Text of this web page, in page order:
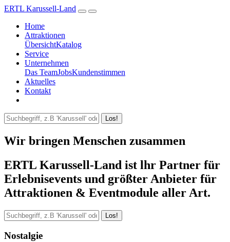
ERTL Karussell-Land
Home
Attraktionen
ÜbersichtKatalog
Service
Unternehmen
Das TeamJobsKundenstimmen
Aktuelles
Kontakt
Los!
Wir bringen Menschen zusammen
ERTL Karussell-Land ist lhr Partner für
Erlebnisevents und größter Anbieter für
Attraktionen & Eventmodule aller Art.
Los!
Nostalgie